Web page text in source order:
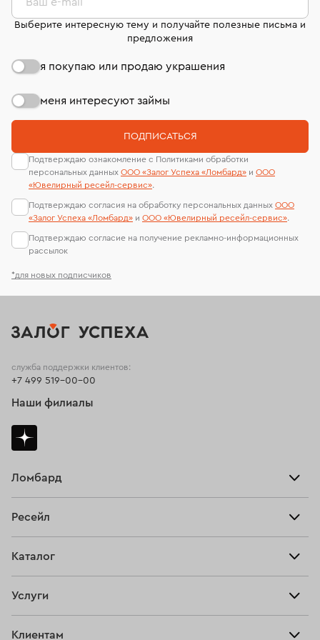
*для новых подписчиков
Выберите интересную тему и получайте полезные письма и
предложения
я покупаю или продаю украшения
меня интересуют займы
ПОДПИСАТЬСЯ
Подтверждаю ознакомление с Политиками обработки
персональных данных ООО «Залог Успеха «Ломбард» и ООО
«Ювелирный ресейл-сервиc».
Подтверждаю согласия на обработку персональных данных ООО
«Залог Успеха «Ломбард» и ООО «Ювелирный ресейл-сервиc».
Подтверждаю согласие на получение рекламно-информационных
рассылок
Ломбард
Тарифы
Ресейл
Купить
Каталог
Серьги
Услуги
Клиентам
служба поддержки клиентов:
+7 499 519-00-00
Наши филиалы